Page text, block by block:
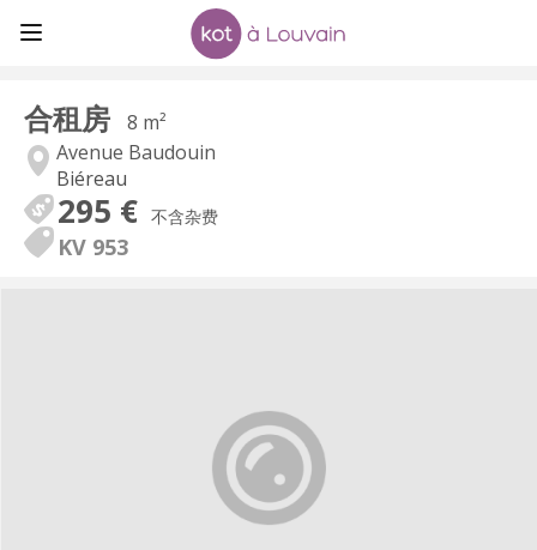
合租房
8 m²
Avenue Baudouin
Biéreau
295 € 不含杂费
KV 953